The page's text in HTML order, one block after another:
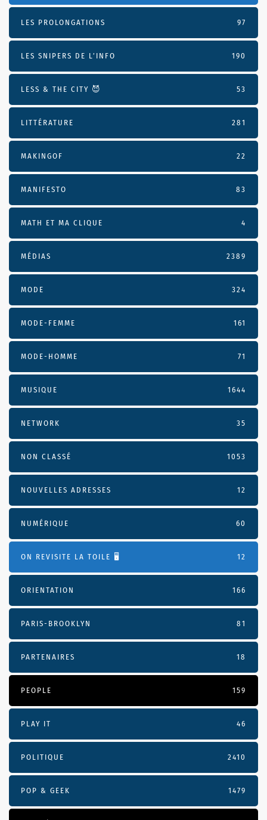
LES PROLONGATIONS 97
LES SNIPERS DE L’INFO 190
LESS & THE CITY 😈 53
LITTÉRATURE 281
MAKINGOF 22
MANIFESTO 83
MATH ET MA CLIQUE 4
MÉDIAS 2389
MODE 324
MODE-FEMME 161
MODE-HOMME 71
MUSIQUE 1644
NETWORK 35
NON CLASSÉ 1053
NOUVELLES ADRESSES 12
NUMÉRIQUE 60
ON REVISITE LA TOILE 🖥️ 12
ORIENTATION 166
PARIS-BROOKLYN 81
PARTENAIRES 18
PEOPLE 159
PLAY IT 46
POLITIQUE 2410
POP & GEEK 1479